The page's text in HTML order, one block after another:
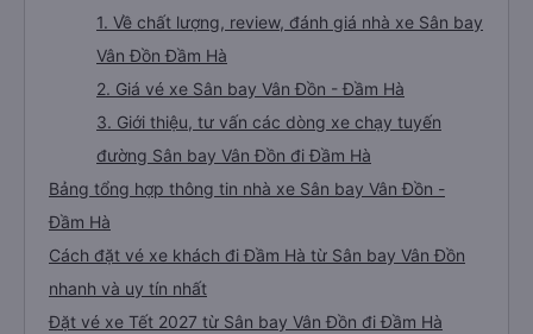
1. Về chất lượng, review, đánh giá nhà xe Sân bay
Vân Đồn Đầm Hà
2. Giá vé xe Sân bay Vân Đồn - Đầm Hà
3. Giới thiệu, tư vấn các dòng xe chạy tuyến
đường Sân bay Vân Đồn đi Đầm Hà
Bảng tổng hợp thông tin nhà xe Sân bay Vân Đồn -
Đầm Hà
Cách đặt vé xe khách đi Đầm Hà từ Sân bay Vân Đồn
nhanh và uy tín nhất
Đặt vé xe Tết 2027 từ Sân bay Vân Đồn đi Đầm Hà